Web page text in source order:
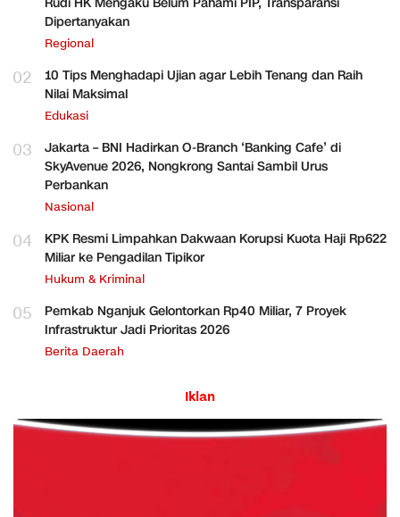
Dipertanyakan
Regional
02
10 Tips Menghadapi Ujian agar Lebih Tenang dan Raih
Nilai Maksimal
Edukasi
03
Jakarta – BNI Hadirkan O-Branch ‘Banking Cafe’ di
SkyAvenue 2026, Nongkrong Santai Sambil Urus
Perbankan
Nasional
04
KPK Resmi Limpahkan Dakwaan Korupsi Kuota Haji Rp622
Miliar ke Pengadilan Tipikor
Hukum & Kriminal
05
Pemkab Nganjuk Gelontorkan Rp40 Miliar, 7 Proyek
Infrastruktur Jadi Prioritas 2026
Berita Daerah
Iklan